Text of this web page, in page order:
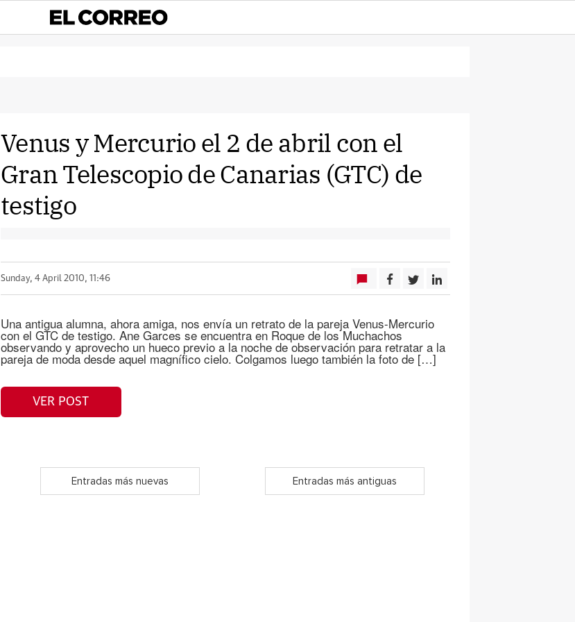
Venus y Mercurio el 2 de abril con el
Gran Telescopio de Canarias (GTC) de
testigo
Sunday, 4 April 2010, 11:46
Una antigua alumna, ahora amiga, nos envía un retrato de la pareja Venus-Mercurio
con el GTC de testigo. Ane Garces se encuentra en Roque de los Muchachos
observando y aprovecho un hueco previo a la noche de observación para retratar a la
pareja de moda desde aquel magnífico cielo. Colgamos luego también la foto de […]
VER POST
Entradas más nuevas Entradas más antiguas